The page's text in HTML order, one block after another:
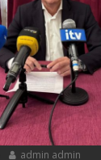
admin admin